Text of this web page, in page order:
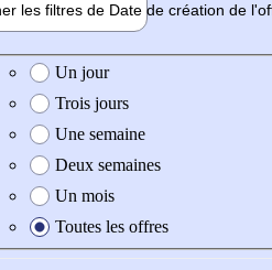
les filtres de Date de création de
de création de l'offre
Un jour
Trois jours
Une semaine
Deux semaines
Un mois
Toutes les offres